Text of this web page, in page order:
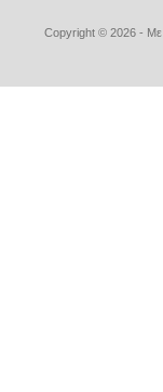
Copyright © 2026 - Με